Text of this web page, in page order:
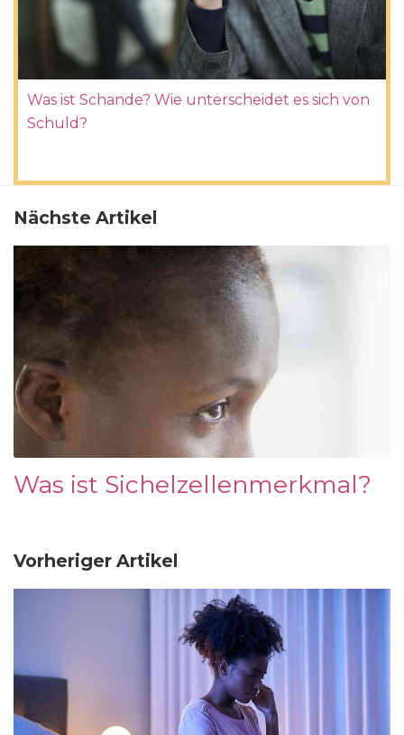
Was ist Schande? Wie unterscheidet es sich von
Schuld?
Nächste Artikel
Was ist Sichelzellenmerkmal?
Vorheriger Artikel